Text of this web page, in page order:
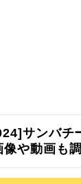
サンバチ
像や動画も